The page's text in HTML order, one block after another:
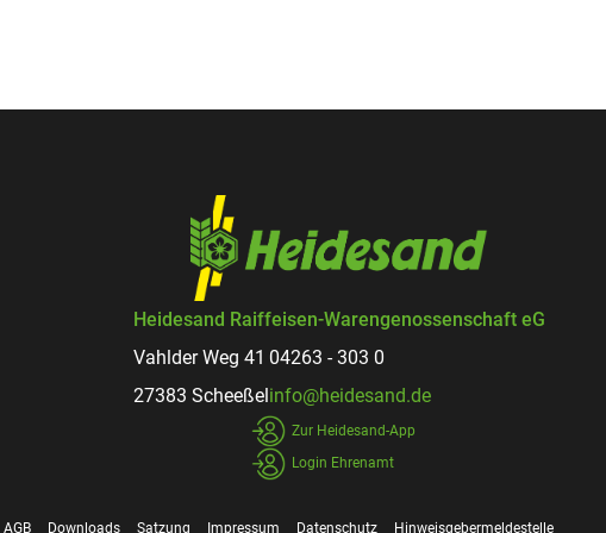
Heidesand Raiffeisen-Warengenossenschaft eG
Vahlder Weg 41
27383 Scheeßel
04263 - 303 0
info@heidesand.de
Zur Heidesand-App
Login Ehrenamt
AGB Downloads Satzung Impressum Datenschutz Hin­weis­geber­melde­stelle